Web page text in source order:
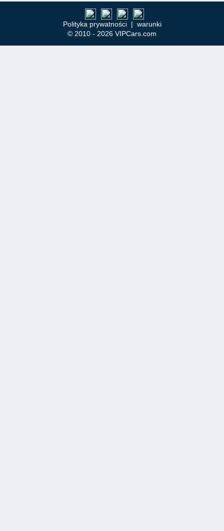
Polityka prywatności | warunki
© 2010 - 2026 VIPCars.com